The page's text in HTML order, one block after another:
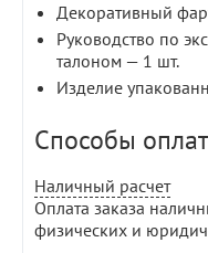
Декоративный
Руководство по
талоном — 1 шт.
Изделие
Способы
Наличный расчет
Оплата заказа
физических и